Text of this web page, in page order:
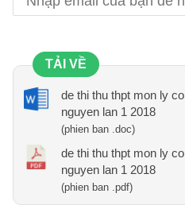
TẢI VỀ
de thi thu thpt mon ly
nguyen lan 1 2018
(phien ban .doc)
de thi thu thpt mon ly
nguyen lan 1 2018
(phien ban .pdf)